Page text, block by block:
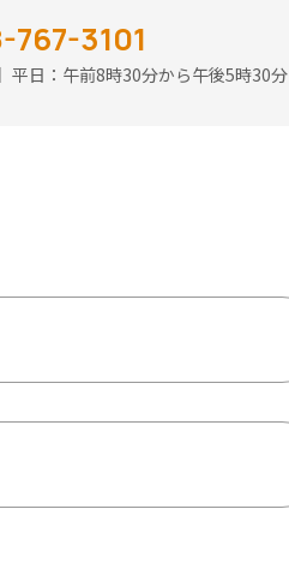
767-3101
平日： 午前8時30分から午後5時30分